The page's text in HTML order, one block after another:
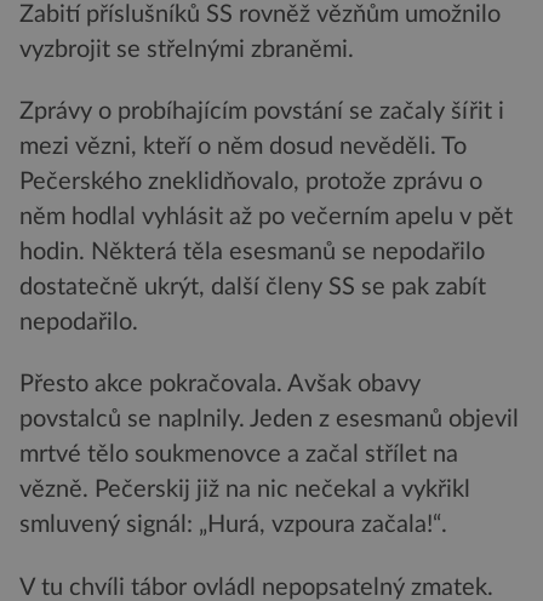
Zabití příslušníků SS rovněž vězňům umožnilo
vyzbrojit se střelnými zbraněmi.
Zprávy o probíhajícím povstání se začaly šířit i
mezi vězni, kteří o něm dosud nevěděli. To
Pečerského zneklidňovalo, protože zprávu o
něm hodlal vyhlásit až po večerním apelu v pět
hodin. Některá těla esesmanů se nepodařilo
dostatečně ukrýt, další členy SS se pak zabít
nepodařilo.
Přesto akce pokračovala. Avšak obavy
povstalců se naplnily. Jeden z esesmanů objevil
mrtvé tělo soukmenovce a začal střílet na
vězně. Pečerskij již na nic nečekal a vykřikl
smluvený signál: „Hurá, vzpoura začala!“.
V tu chvíli tábor ovládl nepopsatelný zmatek.